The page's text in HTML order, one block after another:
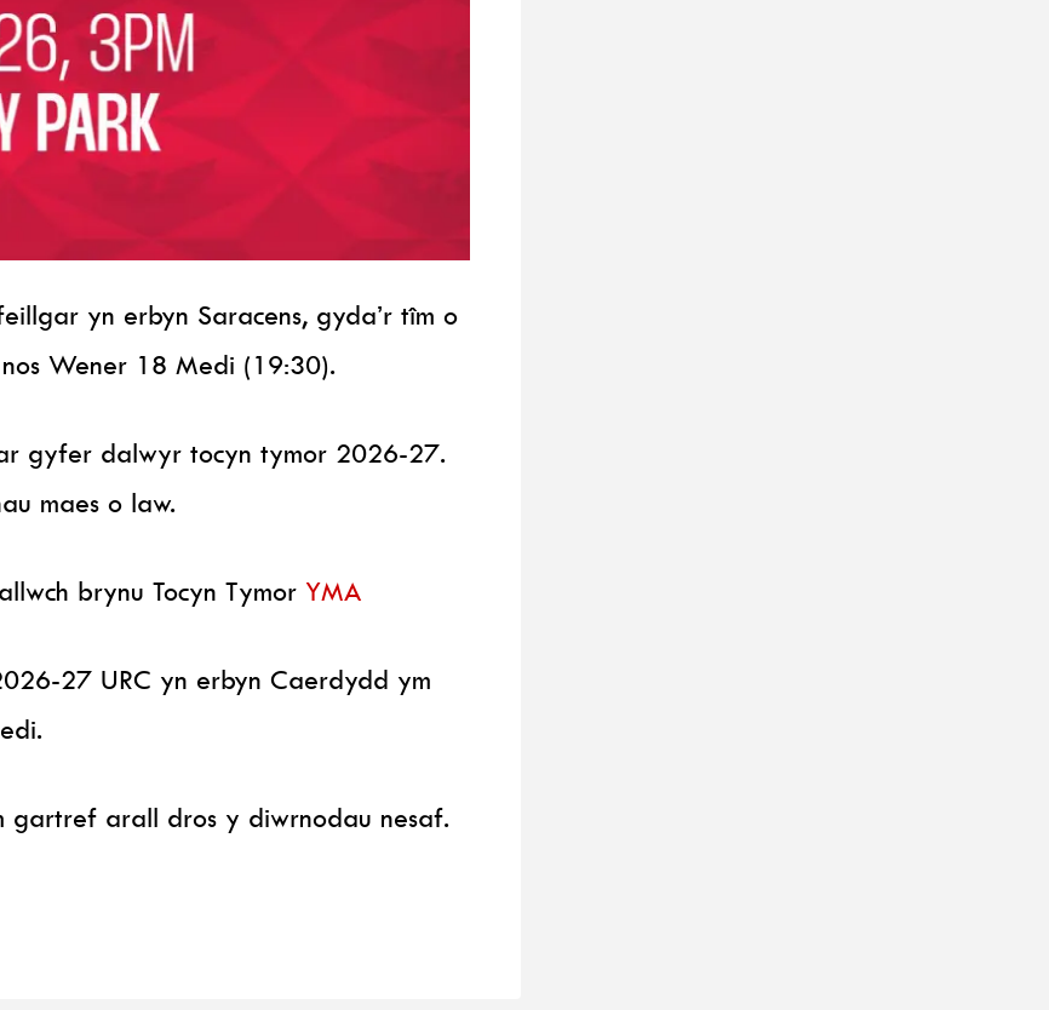
yn erbyn Saracens, gyda’r tîm o
Wener 18 Medi (19:30).
gyfer dalwyr tocyn tymor 2026-27.
maes o law.
brynu Tocyn Tymor YMA
27 URC yn erbyn Caerdydd ym
gartref arall dros y diwrnodau nesaf.